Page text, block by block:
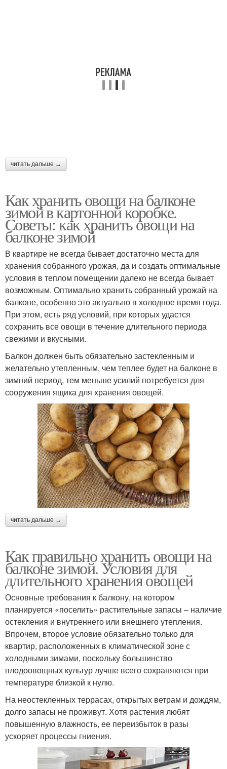
читать дальше →
Как хранить овощи на балконе
зимой в картонной коробке.
Советы: как хранить овощи на
балконе зимой
В квартире не всегда бывает достаточно места для
хранения собранного урожая, да и создать оптимальные
условия в теплом помещении далеко не всегда бывает
возможным. Оптимально хранить собранный урожай на
балконе, особенно это актуально в холодное время года.
При этом, есть ряд условий, при которых удастся
сохранить все овощи в течение длительного периода
свежими и вкусными.
Балкон должен быть обязательно застекленным и
желательно утепленным, чем теплее будет на балконе в
зимний период, тем меньше усилий потребуется для
сооружения ящика для хранения овощей.
читать дальше →
Как правильно хранить овощи на
балконе зимой. Условия для
длительного хранения овощей
Основные требования к балкону, на котором
планируется «поселить» растительные запасы – наличие
остекления и внутреннего или внешнего утепления.
Впрочем, второе условие обязательно только для
квартир, расположенных в климатической зоне с
холодными зимами, поскольку большинство
плодоовощных культур лучше всего сохраняются при
температуре близкой к нулю.
На неостекленных террасах, открытых ветрам и дождям,
долго запасы не проживут. Хотя растения любят
повышенную влажность, ее переизбыток в разы
ускоряет процессы гниения.